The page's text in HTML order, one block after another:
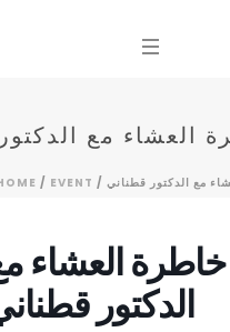
العشاء مع
/ EVENT مع الدكتور قطناني
خاطرة العشاء
الدكتور